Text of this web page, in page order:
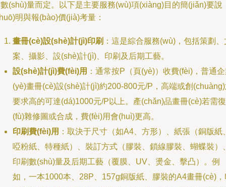
(shù)量而定。以下是主要服務(wù)項(xiàng)目的簡(jiǎn)要說
明與報(bào)價(jià)考量：
畫冊(cè)設(shè)計(jì)印刷 ：這是綜合服務(wù)，包括策劃、
案、攝影、設(shè)計(jì)、印刷及后期工藝。
設(shè)計(jì)費(fèi)用 ：通常按P（頁(yè)）收費(fèi)，普通
(yè)畫冊(cè)設(shè)計(jì)約200-800元/P，高端或創
要求高的可達(dá)1000元/P以上。產(chǎn)品畫冊(cè)若需復
(fù)雜修圖或合成，費(fèi)用會(huì)更高。
印刷費(fèi)用 ：取決于尺寸（如A4、方形）、紙張（銅版紙
啞粉紙、特種紙）、裝訂方式（膠裝、鎖線膠裝、蝴蝶裝）
印刷數(shù)量及后期工藝（覆膜、UV、燙金、擊凸）。例
如，一本1000本、28P、157g銅版紙、膠裝的A4畫冊(cè)，